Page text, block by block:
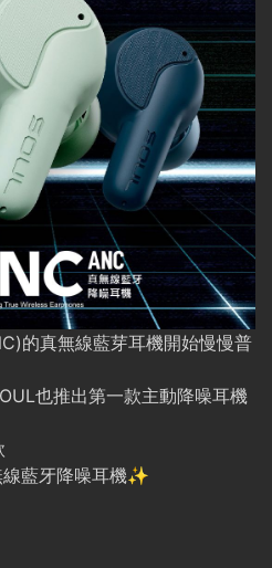
的真無線藍芽耳機開始慢慢普
也推出第一款主動降噪耳機
藍牙降噪耳機✨